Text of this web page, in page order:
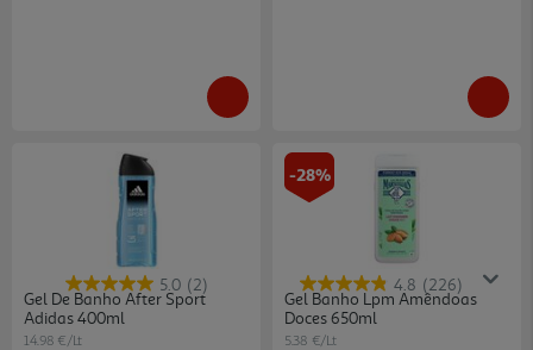
5.0 (2)
Gel De Banho After Sport
Adidas 400ml
14.98 €/Lt
-28%
4.8 (226)
Gel Banho Lpm Amêndoas
Doces 650ml
5.38 €/Lt